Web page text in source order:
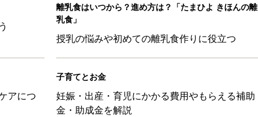
離乳食はいつから？進め方は？「たまひよ きほんの離
乳食」
授乳の悩みや初めての離乳食作りに役立つ
アにつ
子育てとお金
妊娠・出産・育児にかかる費用やもらえる補助
金・助成金を解説